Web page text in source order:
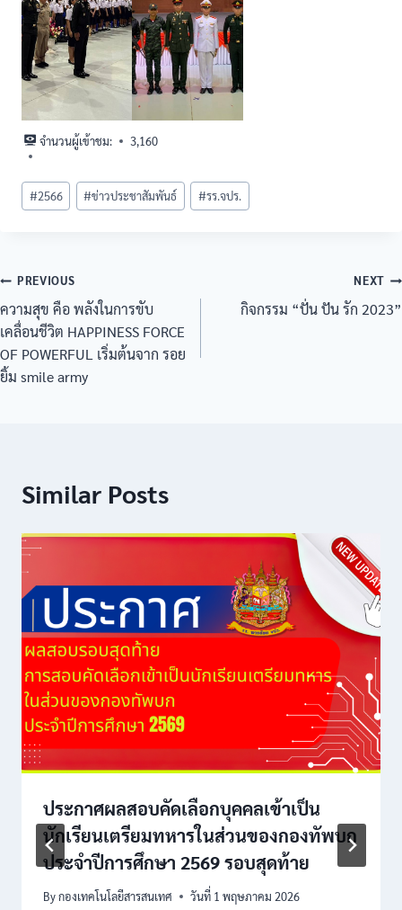
จำนวนผู้เข้าชม: 3,160
#2566 #ข่าวประชาสัมพันธ์ #รร.จปร.
PREVIOUS
ความสุข คือ พลังในการขับ
เคลื่อนชีวิต HAPPINESS FORCE
OF POWERFUL เริ่มต้นจาก รอย
ยิ้ม smile army
NEXT
กิจกรรม “ปั่น ปัน รัก 2023”
Similar Posts
ประกาศผลสอบคัดเลือกบุคคลเข้าเป็น
นักเรียนเตรียมทหารในส่วนของกองทัพบก
ประจำปีการศึกษา 2569 รอบสุดท้าย
Byกองเทคโนโลยีสารสนเทศ วันที่ 1 พฤษภาคม 2026